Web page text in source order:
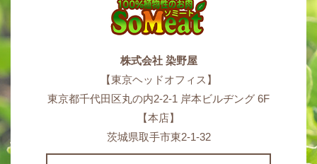
株式会社 染野屋
【東京ヘッドオフィス】
東京都千代田区丸の内2-2-1 岸本ビルヂング 6F
【本店】
茨城県取手市東2-1-32